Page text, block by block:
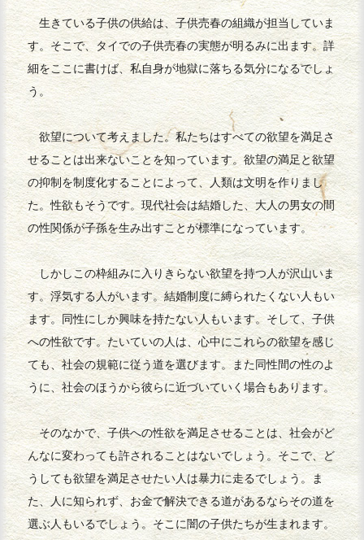
生きている子供の供給は、子供売春の組織が担当していま
す。そこで、タイでの子供売春の実態が明るみに出ます。詳
細をここに書けば、私自身が地獄に落ちる気分になるでしょ
う。
欲望について考えました。私たちはすべての欲望を満足さ
せることは出来ないことを知っています。欲望の満足と欲望
の抑制を制度化することによって、人類は文明を作りまし
た。性欲もそうです。現代社会は結婚した、大人の男女の間
の性関係が子孫を生み出すことが標準になっています。
しかしこの枠組みに入りきらない欲望を持つ人が沢山いま
す。浮気する人がいます。結婚制度に縛られたくない人もい
ます。同性にしか興味を持たない人もいます。そして、子供
への性欲です。たいていの人は、心中にこれらの欲望を感じ
ても、社会の規範に従う道を選びます。また同性間の性のよ
うに、社会のほうから彼らに近づいていく場合もあります。
そのなかで、子供への性欲を満足させることは、社会がど
んなに変わっても許されることはないでしょう。そこで、ど
うしても欲望を満足させたい人は暴力に走るでしょう。ま
た、人に知られず、お金で解決できる道があるならその道を
選ぶ人もいるでしょう。そこに闇の子供たちが生まれます。